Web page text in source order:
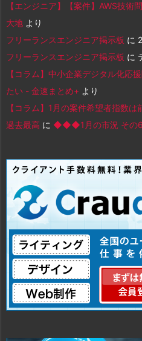
【エンジニア】【案件】AWS技術
大地 より
フリーランスエンジニア掲示板 に 2
フリーランスエンジニア掲示板 に
【コラム】中小企業デジタル化応
たい - 金速まとめ+ より
【コラム】1月の案件希望者指数
過去最高 に ◆◆◆1月の市況 その